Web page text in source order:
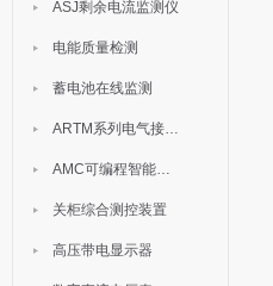
ASJ剩余电流监测仪
电能质量检测
蓄电池在线监测
ARTM系列电气接点测温装置
AMC可编程智能电测表
关柜综合测控装置
高压带电显示器